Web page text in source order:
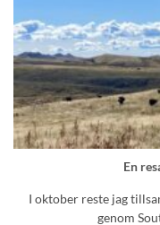
En
I oktober reste jag
genom